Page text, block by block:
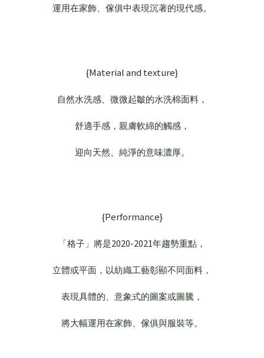
運用在家飾、傢俱中表現沉著的現代感。
{Material and texture}
自然水洗感、微微起皺的水洗棉面料，
舒適手感，親膚軟綿的觸感，
迎向天然、純淨的意味濃厚。
{Performance}
「格子」將是2020-2021年趨勢重點，
立體或平面，以紡織工藝彰顯不同面料，
表現具體的、意象式的圖案或圖騰，
將大幅運用在家飾、傢俱與服裝等。